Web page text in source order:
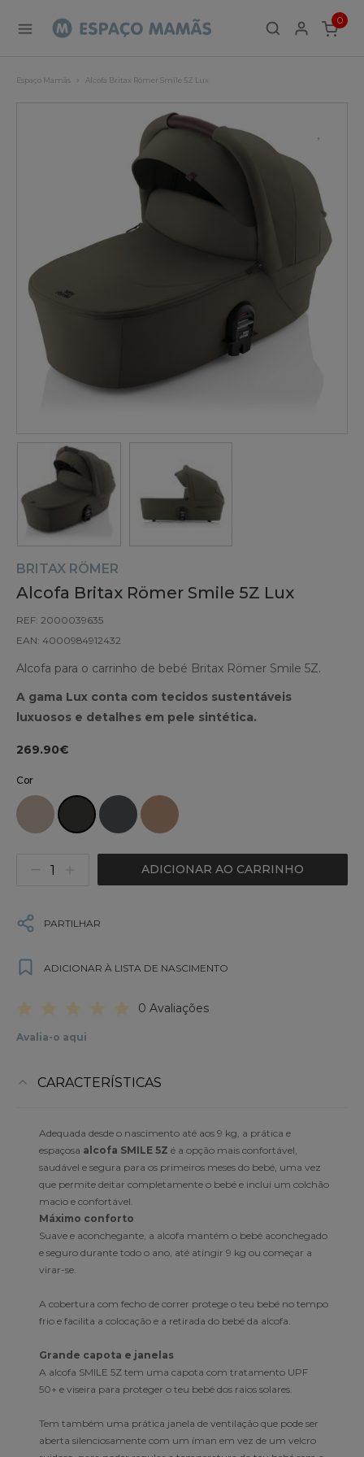
0
ITEMS
Espaço Mamãs Alcofa Britax Römer Smile 5Z Lux
BRITAX RÖMER
Alcofa Britax Römer Smile 5Z Lux
REF: 2000039635
EAN: 4000984912432
Alcofa para o carrinho de bebé Britax Römer Smile 5Z.
A gama Lux conta com tecidos sustentáveis
luxuosos e detalhes em pele sintética.
269.90€
Cor
ADICIONAR AO CARRINHO
PARTILHAR
ADICIONAR À LISTA DE NASCIMENTO
0 Avaliações
Avalia-o aqui
CARACTERÍSTICAS
Adequada desde o nascimento até aos 9 kg, a prática e
espaçosa alcofa SMILE 5Z é a opção mais confortável,
saudável e segura para os primeiros meses do bebé, uma vez
que permite deitar completamente o bebé e inclui um colchão
macio e confortável.
Máximo conforto
Suave e aconchegante, a alcofa mantém o bebé aconchegado
e seguro durante todo o ano, até atingir 9 kg ou começar a
virar-se.
A cobertura com fecho de correr protege o teu bebé no tempo
frio e facilita a colocação e a retirada do bebé da alcofa.
Grande capota e janelas
A alcofa SMILE 5Z tem uma capota com tratamento UPF
50+ e viseira para proteger o teu bebé dos raios solares.
Tem também uma prática janela de ventilação que pode ser
aberta silenciosamente com um íman em vez de um velcro